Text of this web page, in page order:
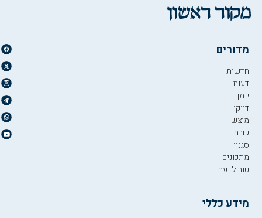
מדורים
חדשות
דעות
יומן
דיוקן
מוצש
שבת
סגנון
מתכונים
טוב לדעת
מידע כללי